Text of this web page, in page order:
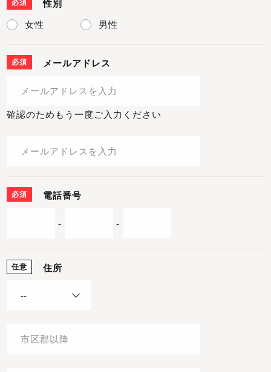
必須 性別
女性 男性
必須 メールアドレス
確認のためもう一度ご入力ください
必須 電話番号
- -
任意 住所